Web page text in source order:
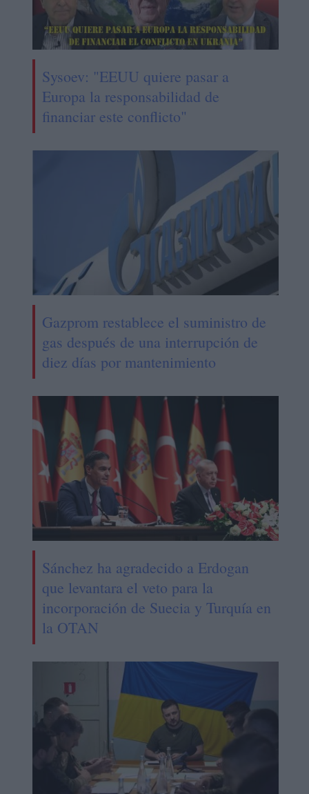
Sysoev: "EEUU quiere pasar a
Europa la responsabilidad de
financiar este conflicto"
Gazprom restablece el suministro de
gas después de una interrupción de
diez días por mantenimiento
Sánchez ha agradecido a Erdogan
que levantara el veto para la
incorporación de Suecia y Turquía en
la OTAN